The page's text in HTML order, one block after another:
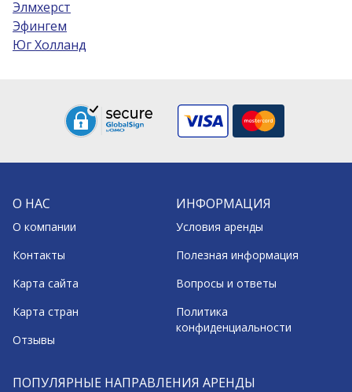
Элмхерст
Эфингем
Юг Холланд
О НАС
О компании
Контакты
Карта сайта
Карта стран
Отзывы
ИНФОРМАЦИЯ
Условия аренды
Полезная информация
Вопросы и ответы
Политика
конфиденциальности
ПОПУЛЯРНЫЕ НАПРАВЛЕНИЯ АРЕНДЫ